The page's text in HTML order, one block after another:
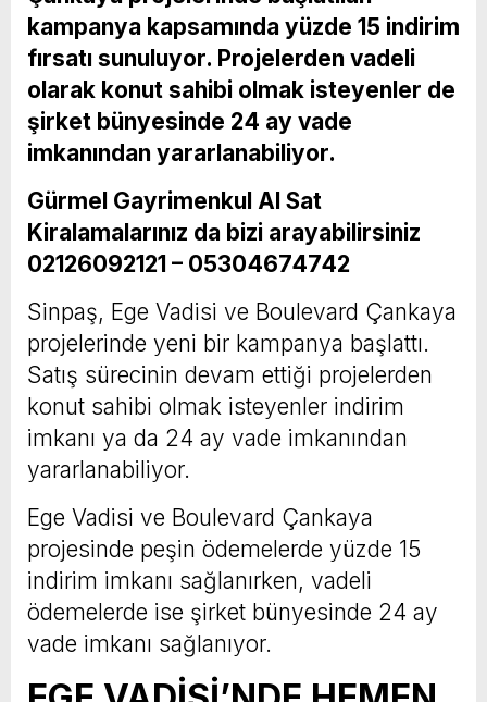
kampanya kapsamında yüzde 15 indirim
fırsatı sunuluyor. Projelerden vadeli
olarak konut sahibi olmak isteyenler de
şirket bünyesinde 24 ay vade
imkanından yararlanabiliyor.
Gürmel Gayrimenkul Al Sat
Kiralamalarınız da bizi arayabilirsiniz
02126092121 – 05304674742
Sinpaş, Ege Vadisi ve Boulevard Çankaya
projelerinde yeni bir kampanya başlattı.
Satış sürecinin devam ettiği projelerden
konut sahibi olmak isteyenler indirim
imkanı ya da 24 ay vade imkanından
yararlanabiliyor.
Ege Vadisi ve Boulevard Çankaya
projesinde peşin ödemelerde yüzde 15
indirim imkanı sağlanırken, vadeli
ödemelerde ise şirket bünyesinde 24 ay
vade imkanı sağlanıyor.